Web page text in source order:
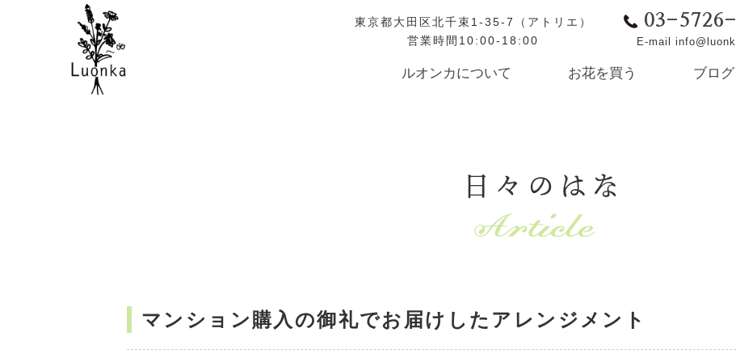
東京都大田区北千束1-35-7（アトリエ）
営業時間10:00-18:00
03-
E-mail
ルオンカについて お花を買う ブログ
日々のはな
マンション購入の御礼でお届けしたアレンジメント